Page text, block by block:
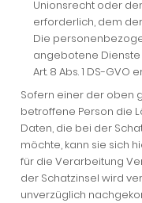
Unionsrecht oder
erforderlich, dem
Die
angebotene
Art. 8 Abs. 1 DS-GVO
Sofern einer der oben
betroffene Person die
Daten, die bei der
möchte, kann sie sich
für die Verarbeitung
der Schatzinsel wird
unverzüglich